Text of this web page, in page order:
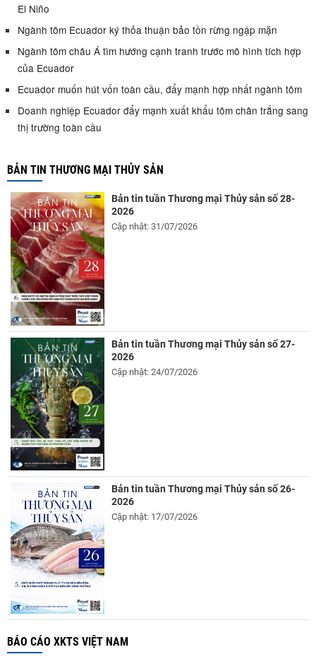
El Niño
Ngành tôm Ecuador ký thỏa thuận bảo tồn rừng ngập mặn
Ngành tôm châu Á tìm hướng cạnh tranh trước mô hình tích hợp
của Ecuador
Ecuador muốn hút vốn toàn cầu, đẩy mạnh hợp nhất ngành tôm
Doanh nghiệp Ecuador đẩy mạnh xuất khẩu tôm chân trắng sang
thị trường toàn cầu
BẢN TIN THƯƠNG MẠI THỦY SẢN
Bản tin tuần Thương mại Thủy sản số 28-
2026
Cập nhật: 31/07/2026
Bản tin tuần Thương mại Thủy sản số 27-
2026
Cập nhật: 24/07/2026
Bản tin tuần Thương mại Thủy sản số 26-
2026
Cập nhật: 17/07/2026
BÁO CÁO XKTS VIỆT NAM